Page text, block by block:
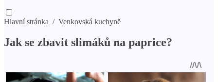
Hlavní stránka / Venkovská kuchyně
Jak se zbavit slimáků na paprice?